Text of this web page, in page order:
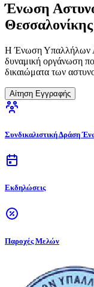
Ένωση
Θεσσαλονίκης
Η Ένωση Υπαλλήλων
δυναμική οργάνωση
δικαιώματα των
Αίτηση Εγγραφής
Συνδικαλιστική Δράση
Εκδηλώσεις
Παροχές Μελών